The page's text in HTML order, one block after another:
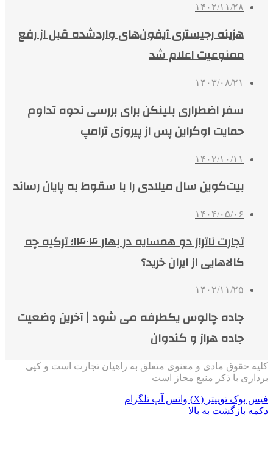
۱۴۰۲/۱۱/۲۸
هزینه رجیستری آیفون‌های واردشده قبل از رفع
ممنوعیت اعلام شد
۱۴۰۳/۰۸/۲۱
سفر اضطراری بلینکن برای بررسی نحوه تداوم
حمایت اوکراین پس از پیروزی ترامپ
۱۴۰۲/۱۰/۱۱
بیت‌کوین سال میلادی را با سقوط به پایان رساند
۱۴۰۴/۰۵/۰۶
تجارت ناتراز دو همسایه در بهار ۱۴۰۴؛ ترکیه چه
کالاهایی از ایران خرید؟
۱۴۰۲/۱۱/۲۵
جاده چالوس یکطرفه می شود | آخرین وضعیت
جاده هراز و کندوان
کلیه حقوق مادی و معنوی متعلق به راهیان تجارت است و کپی
برداری با ذکر منبع مجاز است
فیس بوک توییتر (X) واتس آپ تلگرام
دکمه بازگشت به بالا